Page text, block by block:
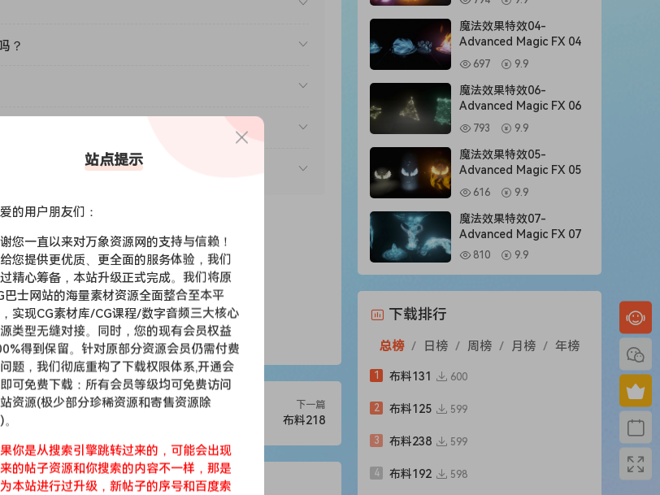
？
0
绒布 材质贴图
下一篇
布料218
魔法效果特效04-
Advanced Magic FX 04
697 9.9
魔法效果特效06-
Advanced Magic FX 06
793 9.9
魔法效果特效05-
Advanced Magic FX 05
616 9.9
魔法效果特效07-
Advanced Magic FX 07
810 9.9
下载排行
总榜 / 日榜 / 周榜 / 月榜 / 年榜
1 布料131 600
2 布料125 599
3 布料238 599
4 布料192 598
站点提示
的用户朋友们：
您一直以来对万象资源网的支持与信赖！
您提供更优质、更全面的服务体验，我们
精心筹备，本站升级正式完成。我们将原
巴士网站的海量素材资源全面整合至本平
实现CG素材库/CG课程/数字音频三大核心
类型无缝对接。同时，您的现有会员权益
得到保留。针对原部分资源会员仍需付费
题，我们彻底重构了下载权限体系,开通会
可免费下载：所有会员等级均可免费访问
资源(极少部分珍稀资源和寄售资源除
你是从搜索引擎跳转过来的，可能会出现
的帖子资源和你搜索的内容不一样，那是
本站进行过升级，新帖子的序号和百度索